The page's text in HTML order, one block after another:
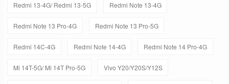
Redmi 13-4G/ Redmi 13-5G Redmi Note 13-4G
Redmi Note 13 Pro-4G Redmi Note 13 Pro-5G
Redmi 14C-4G Redmi Note 14-4G Redmi Note 14 Pro-4G
Mi 14T-5G/ Mi 14T Pro-5G Vivo Y20/Y20S/Y12S